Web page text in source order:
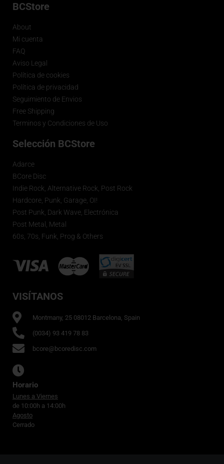
BCStore
About
Mi cuenta
FAQ
Aviso Legal
Política de cookies
Política de privacidad
Seguimiento de Envios
Free Shipping
Terminos y Condiciones de Uso
Selección BCStore
Adarce
BCore Disc
Indie Rock, Alternative Rock, Post Rock
Hardcore, Punk, Garage, OI!
Post Punk, Dark Wave, Electrónica
Post Metal, Metal
60s, 70s, Funk, Prog & Others
VISÍTANOS
Montmany, 25 08012 Barcelona, Spain
(0034) 93 419 78 83
bcore@bcoredisc.com
Horario
Lunes a Viernes
de 10:00h a 14:00h
Agosto
Cerrado